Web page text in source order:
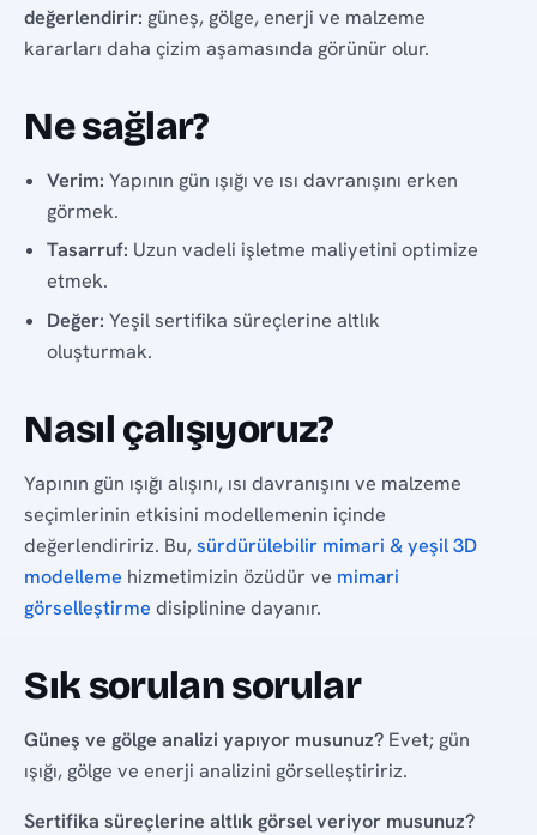
değerlendirir: güneş, gölge, enerji ve malzeme
kararları daha çizim aşamasında görünür olur.
Ne sağlar?
Verim: Yapının gün ışığı ve ısı davranışını erken
görmek.
Tasarruf: Uzun vadeli işletme maliyetini optimize
etmek.
Değer: Yeşil sertifika süreçlerine altlık
oluşturmak.
Nasıl çalışıyoruz?
Yapının gün ışığı alışını, ısı davranışını ve malzeme
seçimlerinin etkisini modellemenin içinde
değerlendiririz. Bu,sürdürülebilir mimari & yeşil 3D
modelleme hizmetimizin özüdür ve mimari
görselleştirme disiplinine dayanır.
Sık sorulan sorular
Güneş ve gölge analizi yapıyor musunuz? Evet; gün
ışığı, gölge ve enerji analizini görselleştiririz.
Sertifika süreçlerine altlık görsel veriyor musunuz?